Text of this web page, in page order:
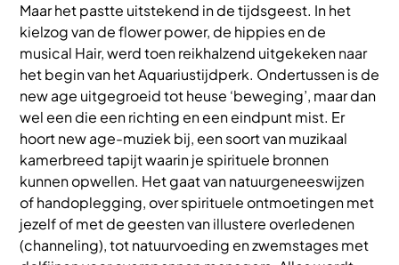
Maar het pastte uitstekend in de tijdsgeest. In het
kielzog van de flower power, de hippies en de
musical Hair, werd toen reikhalzend uitgekeken naar
het begin van het Aquariustijdperk. Ondertussen is de
new age uitgegroeid tot heuse ‘beweging’, maar dan
wel een die een richting en een eindpunt mist. Er
hoort new age-muziek bij, een soort van muzikaal
kamerbreed tapijt waarin je spirituele bronnen
kunnen opwellen. Het gaat van natuurgeneeswijzen
of handoplegging, over spirituele ontmoetingen met
jezelf of met de geesten van illustere overledenen
(channeling), tot natuurvoeding en zwemstages met